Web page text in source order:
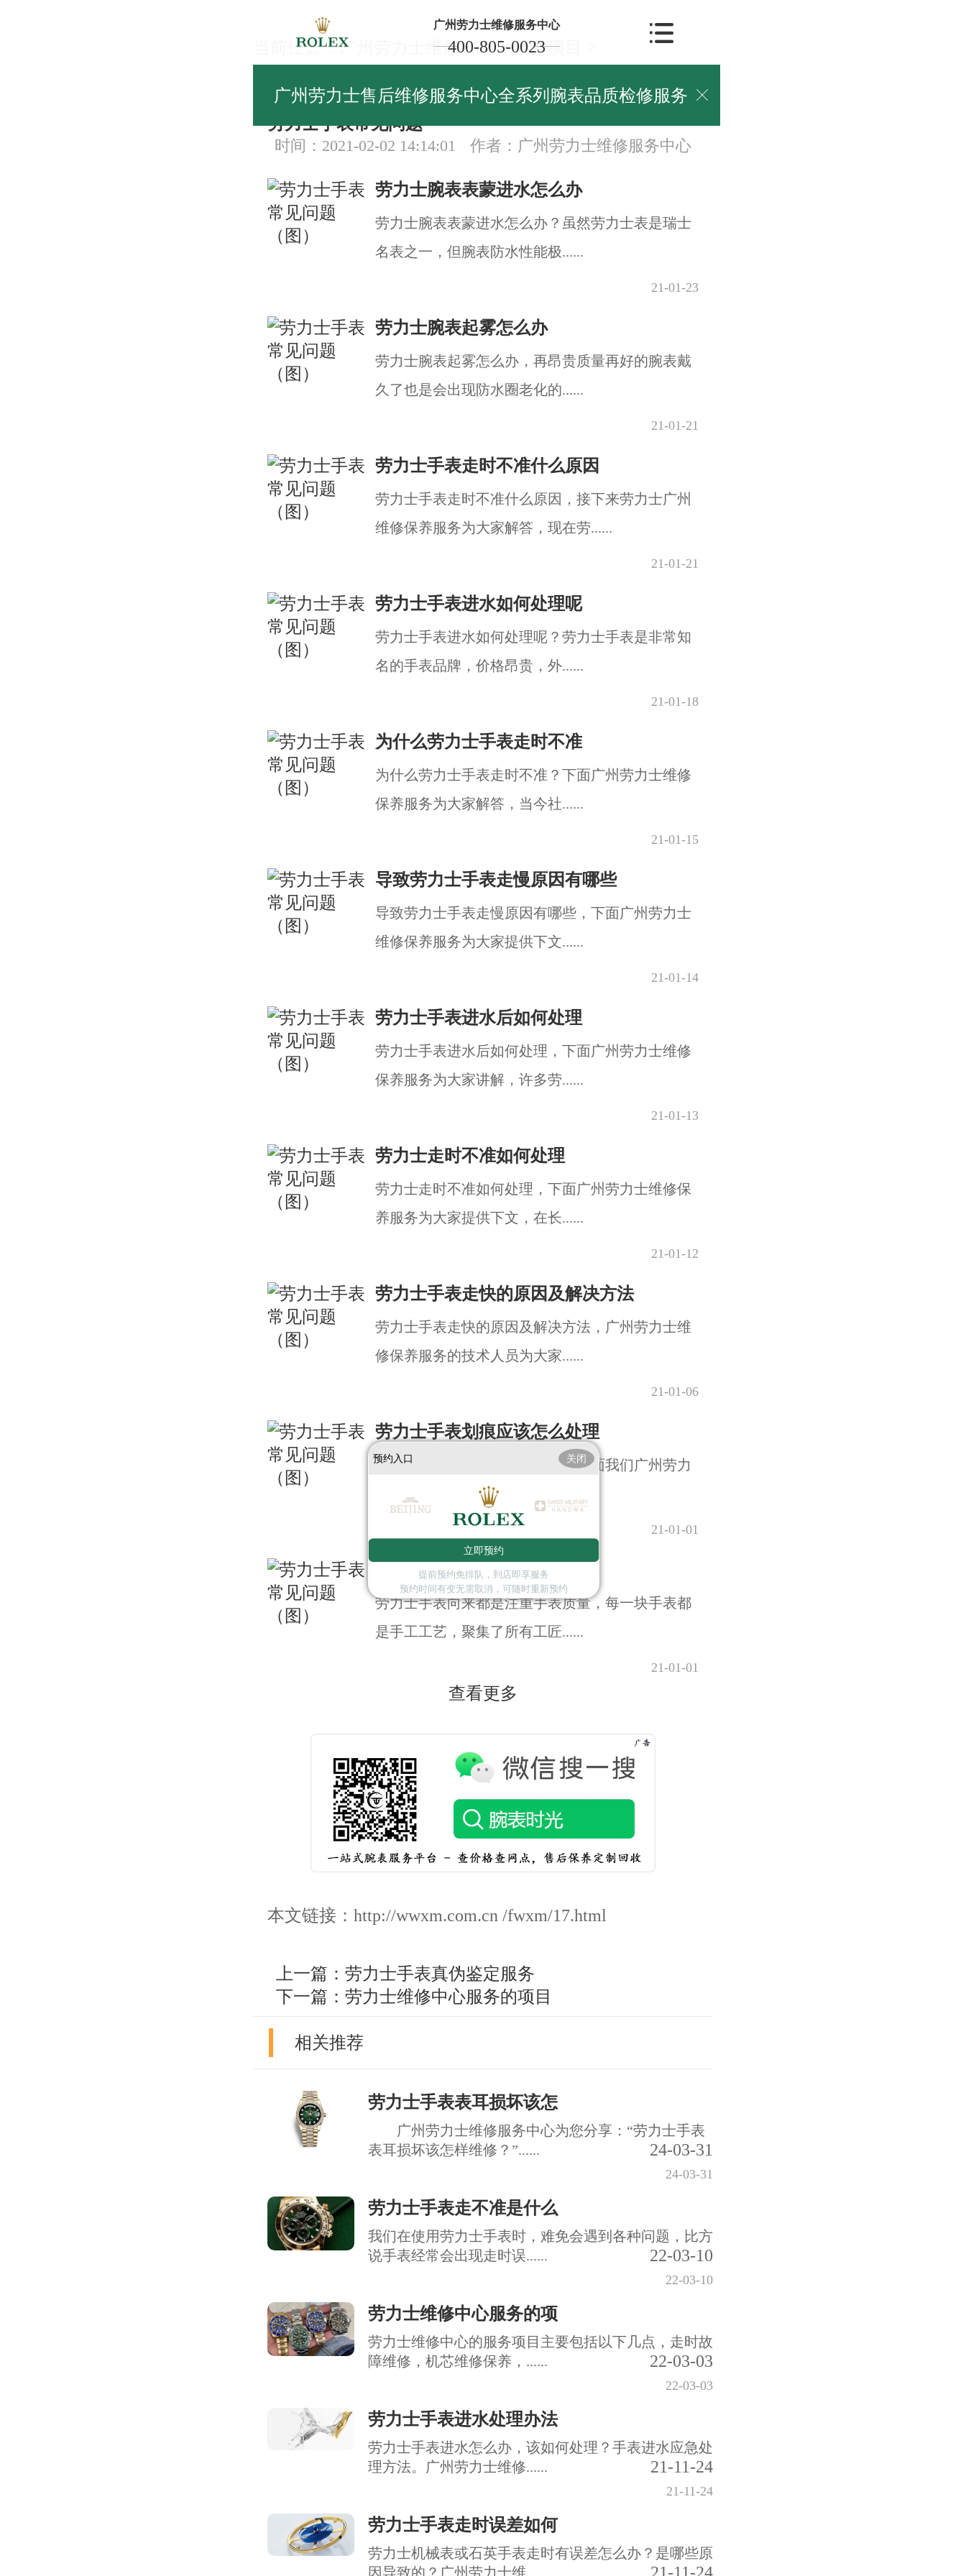
广州劳力士维修服务中心
400-805-0023
广州劳力士售后维修服务中心全系列腕表品质检修服务 
当前位置：广州劳力士维修中心>服务项目
服务项目
劳力士手表常见问题
时间：2021-02-02 14:14:01 作者：广州劳力士维修服务中心
劳力士腕表表蒙进水怎么办
劳力士腕表表蒙进水怎么办？虽然劳力士表是瑞士
名表之一，但腕表防水性能极......
21-01-23
劳力士腕表起雾怎么办
劳力士腕表起雾怎么办，再昂贵质量再好的腕表戴
久了也是会出现防水圈老化的......
21-01-21
劳力士手表走时不准什么原因
劳力士手表走时不准什么原因，接下来劳力士广州
维修保养服务为大家解答，现在劳......
21-01-21
劳力士手表进水如何处理呢
劳力士手表进水如何处理呢？劳力士手表是非常知
名的手表品牌，价格昂贵，外......
21-01-18
为什么劳力士手表走时不准
为什么劳力士手表走时不准？下面广州劳力士维修
保养服务为大家解答，当今社......
21-01-15
导致劳力士手表走慢原因有哪些
导致劳力士手表走慢原因有哪些，下面广州劳力士
维修保养服务为大家提供下文......
21-01-14
劳力士手表进水后如何处理
劳力士手表进水后如何处理，下面广州劳力士维修
保养服务为大家讲解，许多劳......
21-01-13
劳力士走时不准如何处理
劳力士走时不准如何处理，下面广州劳力士维修保
养服务为大家提供下文，在长......
21-01-12
劳力士手表走快的原因及解决方法
劳力士手表走快的原因及解决方法，广州劳力士维
修保养服务的技术人员为大家......
21-01-06
劳力士手表划痕应该怎么处理
劳力士手表划痕应该怎么处理，下面我们广州劳力
士维修保养服务的技术人员为......
21-01-01
劳力士手表产生误差原因
劳力士手表向来都是注重手表质量，每一块手表都
是手工工艺，聚集了所有工匠......
21-01-01
查看更多
本文链接：http://wwxm.com.cn /fwxm/17.html
上一篇： 劳力士手表真伪鉴定服务
下一篇： 劳力士维修中心服务的项目
相关推荐
劳力士手表表耳损坏该怎
广州劳力士维修服务中心为您分享：“劳力士手表
表耳损坏该怎样维修？”......
24-03-31
24-03-31
劳力士手表走不准是什么
我们在使用劳力士手表时，难免会遇到各种问题，比方
说手表经常会出现走时误......
22-03-10
22-03-10
劳力士维修中心服务的项
劳力士维修中心的服务项目主要包括以下几点，走时故
障维修，机芯维修保养，......
22-03-03
22-03-03
劳力士手表进水处理办法
劳力士手表进水怎么办，该如何处理？手表进水应急处
理方法。广州劳力士维修......
21-11-24
21-11-24
劳力士手表走时误差如何
劳力士机械表或石英手表走时有误差怎么办？是哪些原
因导致的？广州劳力士维......
21-11-24
预约入口 关闭
立即预约
提前预约免排队，到店即享服务
预约时间有变无需取消，可随时重新预约